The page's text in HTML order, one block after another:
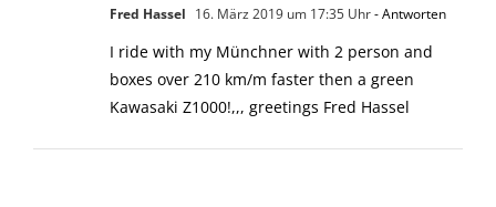
Fred Hassel 16. März 2019 um 17:35 Uhr- Antworten
I ride with my Münchner with 2 person and
boxes over 210 km/m faster then a green
Kawasaki Z1000!,,, greetings Fred Hassel